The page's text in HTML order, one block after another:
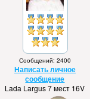
Сообщений: 2400
Написать личное
сообщение
Lada Largus 7 мест 16V